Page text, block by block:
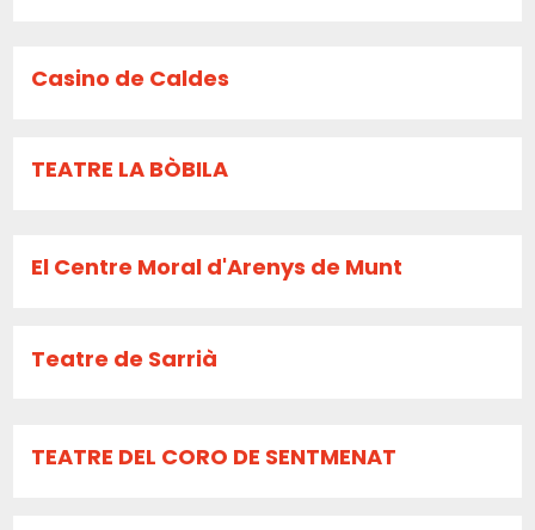
Casino de Caldes
TEATRE LA BÒBILA
El Centre Moral d'Arenys de Munt
Teatre de Sarrià
TEATRE DEL CORO DE SENTMENAT